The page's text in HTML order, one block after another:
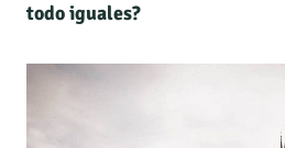
todo iguales?